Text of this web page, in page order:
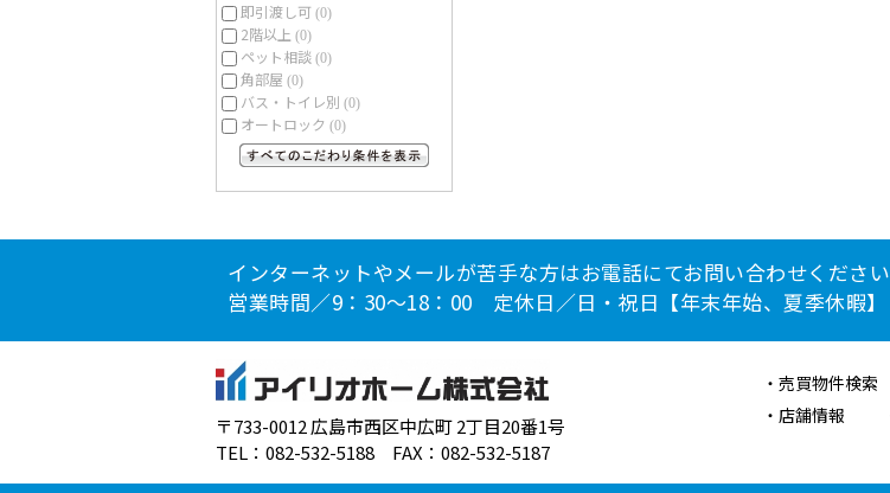
即引渡し可 (0)
2階以上 (0)
ペット相談 (0)
角部屋 (0)
バス・トイレ別 (0)
オートロック (0)
インターネットやメールが苦手な方はお電話にてお問い合わせください
営業時間／9：30～18：00 定休日／日・祝日【年末年始、夏季休暇】
〒733-0012 広島市西区中広町 2丁目20番1号
TEL：082-532-5188 FAX：082-532-5187
売買物件検索
店舗情報